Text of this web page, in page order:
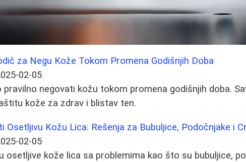
za Negu Kože Tokom Promena Godišnjih Doba
02-05
pravilno negovati kožu tokom promena godišnjih doba.
kože za zdrav i blistav ten.
Osetljivu Kožu Lica: Rešenja za Bubuljice, Podočnjake i
02-05
osetljive kože lica sa problemima kao što su bubuljice,